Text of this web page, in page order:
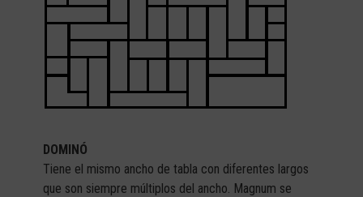
DOMINÓ
Tiene el mismo ancho de tabla con diferentes largos
que son siempre múltiplos del ancho. Magnum se